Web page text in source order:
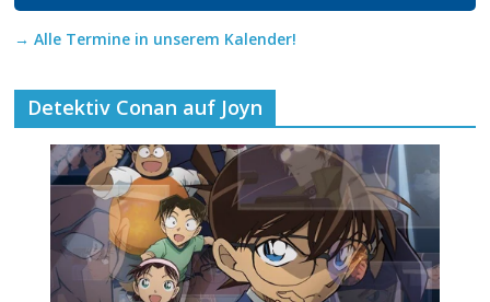
→ Alle Termine in unserem Kalender!
Detektiv Conan auf Joyn